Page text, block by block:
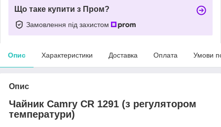
Що таке купити з Пром?
Замовлення під захистом
Опис Характеристики Доставка Оплата Умови
Опис
Чайник Camry CR 1291 (з регулятором
температури)